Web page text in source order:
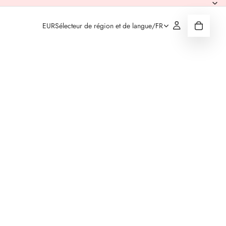
EURSélecteur de région et de langue/FR